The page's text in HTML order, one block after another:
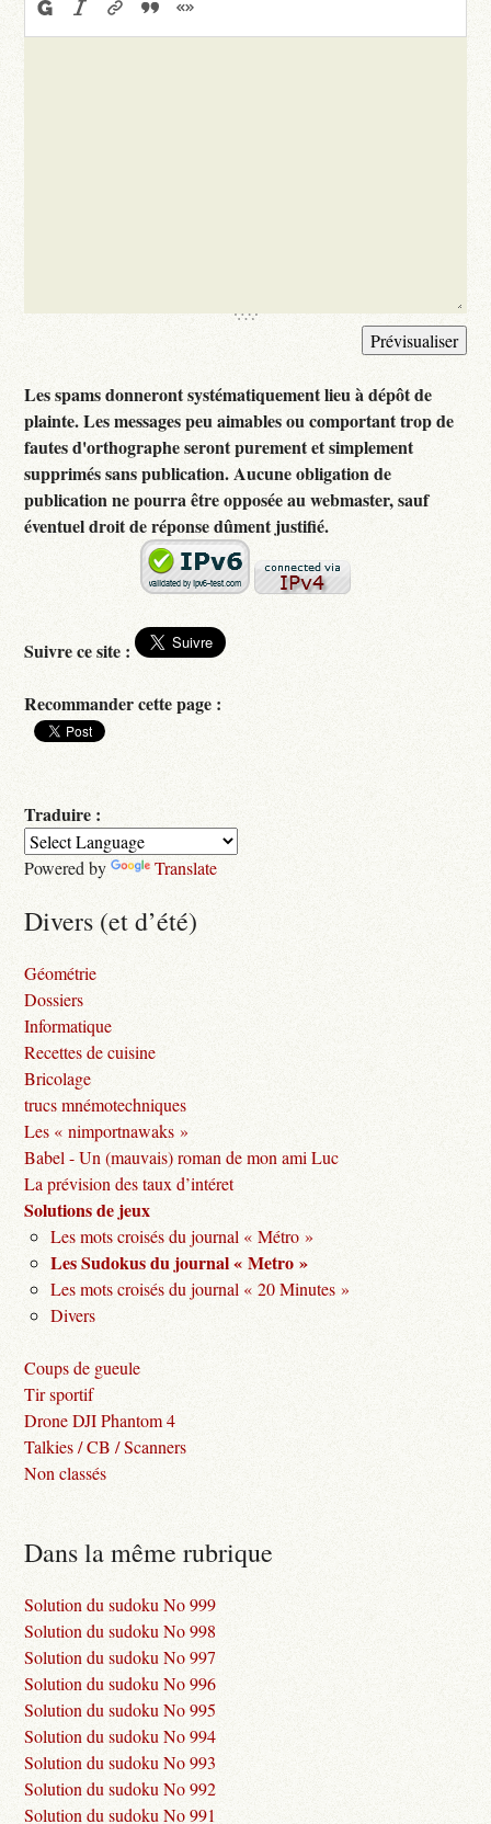
Les spams donneront systématiquement lieu à dépôt de
plainte. Les messages peu aimables ou comportant trop de
fautes d'orthographe seront purement et simplement
supprimés sans publication. Aucune obligation de
publication ne pourra être opposée au webmaster, sauf
éventuel droit de réponse dûment justifié.
Suivre ce site :
Recommander cette page :
Traduire :
Powered by Translate
Divers (et d’été)
Géométrie
Dossiers
Informatique
Recettes de cuisine
Bricolage
trucs mnémotechniques
Les « nimportnawaks »
Babel - Un (mauvais) roman de mon ami Luc
La prévision des taux d’intéret
Solutions de jeux
Les mots croisés du journal « Métro »
Les Sudokus du journal « Metro »
Les mots croisés du journal « 20 Minutes »
Divers
Coups de gueule
Tir sportif
Drone DJI Phantom 4
Talkies / CB / Scanners
Non classés
Dans la même rubrique
Solution du sudoku No 999
Solution du sudoku No 998
Solution du sudoku No 997
Solution du sudoku No 996
Solution du sudoku No 995
Solution du sudoku No 994
Solution du sudoku No 993
Solution du sudoku No 992
Solution du sudoku No 991